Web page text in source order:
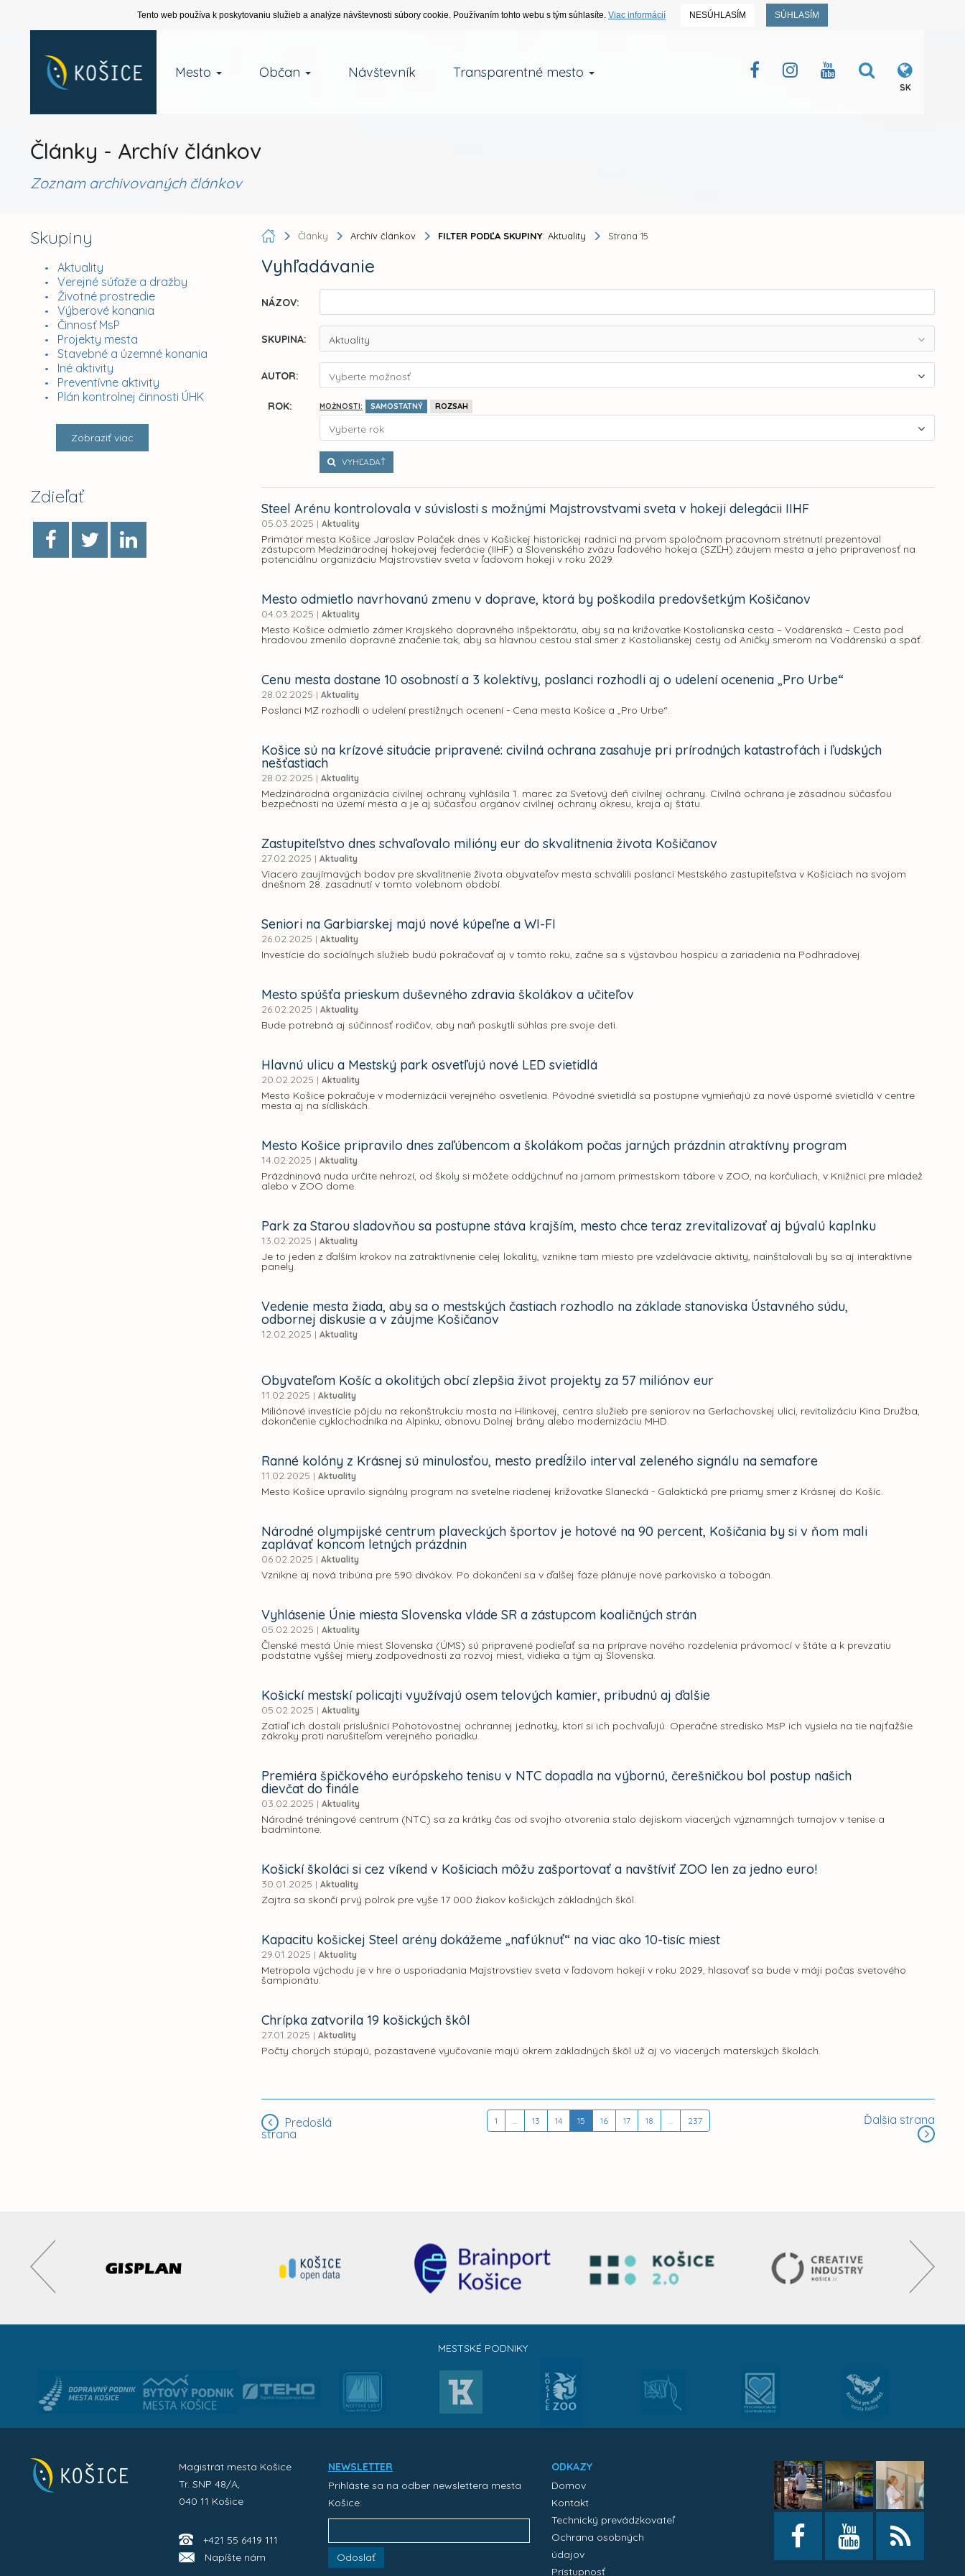
Tento web používa k poskytovaniu služieb a analýze návštevnosti súbory cookie. Používaním tohto webu s tým súhlasíte. Viac informácií NESÚHLASÍM SÚHLASÍM
Mesto Občan Návštevník Transparentné mesto
SK
Články - Archív článkov
Zoznam archivovaných článkov
Skupiny
Aktuality
Verejné súťaže a dražby
Životné prostredie
Výberové konania
Činnosť MsP
Projekty mesta
Stavebné a územné konania
Iné aktivity
Preventívne aktivity
Plán kontrolnej činnosti ÚHK
Zobraziť viac
Zdieľať
Články Archív článkov FILTER PODĽA SKUPINY: Aktuality Strana 15
Vyhľadávanie
NÁZOV:
SKUPINA: Aktuality
AUTOR: Vyberte možnosť
ROK: MOŽNOSTI: SAMOSTATNÝ ROZSAH
Vyberte rok
VYHĽADAŤ
Steel Arénu kontrolovala v súvislosti s možnými Majstrovstvami sveta v hokeji delegácii IIHF
05.03.2025 | Aktuality
Primátor mesta Košice Jaroslav Polaček dnes v Košickej historickej radnici na prvom spoločnom pracovnom stretnutí prezentoval
zástupcom Medzinárodnej hokejovej federácie (IIHF) a Slovenského zväzu ľadového hokeja (SZĽH) záujem mesta a jeho pripravenosť na
potenciálnu organizáciu Majstrovstiev sveta v ľadovom hokeji v roku 2029.
Mesto odmietlo navrhovanú zmenu v doprave, ktorá by poškodila predovšetkým Košičanov
04.03.2025 | Aktuality
Mesto Košice odmietlo zámer Krajského dopravného inšpektorátu, aby sa na križovatke Kostolianska cesta – Vodárenská – Cesta pod
hradovou zmenilo dopravné značenie tak, aby sa hlavnou cestou stal smer z Kostolianskej cesty od Aničky smerom na Vodárenskú a späť.
Cenu mesta dostane 10 osobností a 3 kolektívy, poslanci rozhodli aj o udelení ocenenia „Pro Urbe“
28.02.2025 | Aktuality
Poslanci MZ rozhodli o udelení prestížnych ocenení - Cena mesta Košice a „Pro Urbe“.
Košice sú na krízové situácie pripravené: civilná ochrana zasahuje pri prírodných katastrofách i ľudských
nešťastiach
28.02.2025 | Aktuality
Medzinárodná organizácia civilnej ochrany vyhlásila 1. marec za Svetový deň civilnej ochrany. Civilná ochrana je zásadnou súčasťou
bezpečnosti na území mesta a je aj súčasťou orgánov civilnej ochrany okresu, kraja aj štátu.
Zastupiteľstvo dnes schvaľovalo milióny eur do skvalitnenia života Košičanov
27.02.2025 | Aktuality
Viacero zaujímavých bodov pre skvalitnenie života obyvateľov mesta schválili poslanci Mestského zastupiteľstva v Košiciach na svojom
dnešnom 28. zasadnutí v tomto volebnom období.
Seniori na Garbiarskej majú nové kúpeľne a WI-FI
26.02.2025 | Aktuality
Investície do sociálnych služieb budú pokračovať aj v tomto roku, začne sa s výstavbou hospicu a zariadenia na Podhradovej.
Mesto spúšťa prieskum duševného zdravia školákov a učiteľov
26.02.2025 | Aktuality
Bude potrebná aj súčinnosť rodičov, aby naň poskytli súhlas pre svoje deti.
Hlavnú ulicu a Mestský park osvetľujú nové LED svietidlá
20.02.2025 | Aktuality
Mesto Košice pokračuje v modernizácii verejného osvetlenia. Pôvodné svietidlá sa postupne vymieňajú za nové úsporné svietidlá v centre
mesta aj na sídliskách.
Mesto Košice pripravilo dnes zaľúbencom a školákom počas jarných prázdnin atraktívny program
14.02.2025 | Aktuality
Prázdninová nuda určite nehrozí, od školy si môžete oddýchnuť na jarnom prímestskom tábore v ZOO, na korčuliach, v Knižnici pre mládež
alebo v ZOO dome.
Park za Starou sladovňou sa postupne stáva krajším, mesto chce teraz zrevitalizovať aj bývalú kaplnku
13.02.2025 | Aktuality
Je to jeden z ďalším krokov na zatraktívnenie celej lokality, vznikne tam miesto pre vzdelávacie aktivity, nainštalovali by sa aj interaktívne
panely.
Vedenie mesta žiada, aby sa o mestských častiach rozhodlo na základe stanoviska Ústavného súdu,
odbornej diskusie a v záujme Košičanov
12.02.2025 | Aktuality
Obyvateľom Košíc a okolitých obcí zlepšia život projekty za 57 miliónov eur
11.02.2025 | Aktuality
Miliónové investície pôjdu na rekonštrukciu mosta na Hlinkovej, centra služieb pre seniorov na Gerlachovskej ulici, revitalizáciu Kina Družba,
dokončenie cyklochodníka na Alpinku, obnovu Dolnej brány alebo modernizáciu MHD.
Ranné kolóny z Krásnej sú minulosťou, mesto predĺžilo interval zeleného signálu na semafore
11.02.2025 | Aktuality
Mesto Košice upravilo signálny program na svetelne riadenej križovatke Slanecká - Galaktická pre priamy smer z Krásnej do Košíc.
Národné olympijské centrum plaveckých športov je hotové na 90 percent, Košičania by si v ňom mali
zaplávať koncom letných prázdnin
06.02.2025 | Aktuality
Vznikne aj nová tribúna pre 590 divákov. Po dokončení sa v ďalšej fáze plánuje nové parkovisko a tobogán.
Vyhlásenie Únie miesta Slovenska vláde SR a zástupcom koaličných strán
05.02.2025 | Aktuality
Členské mestá Únie miest Slovenska (ÚMS) sú pripravené podieľať sa na príprave nového rozdelenia právomocí v štáte a k prevzatiu
podstatne vyššej miery zodpovednosti za rozvoj miest, vidieka a tým aj Slovenska.
Košickí mestskí policajti využívajú osem telových kamier, pribudnú aj ďalšie
05.02.2025 | Aktuality
Zatiaľ ich dostali príslušníci Pohotovostnej ochrannej jednotky, ktorí si ich pochvaľujú. Operačné stredisko MsP ich vysiela na tie najťažšie
zákroky proti narušiteľom verejného poriadku.
Premiéra špičkového európskeho tenisu v NTC dopadla na výbornú, čerešničkou bol postup našich
dievčat do finále
03.02.2025 | Aktuality
Národné tréningové centrum (NTC) sa za krátky čas od svojho otvorenia stalo dejiskom viacerých významných turnajov v tenise a
badmintone.
Košickí školáci si cez víkend v Košiciach môžu zašportovať a navštíviť ZOO len za jedno euro!
30.01.2025 | Aktuality
Zajtra sa skončí prvý polrok pre vyše 17 000 žiakov košických základných škôl.
Kapacitu košickej Steel arény dokážeme „nafúknuť“ na viac ako 10-tisíc miest
29.01.2025 | Aktuality
Metropola východu je v hre o usporiadania Majstrovstiev sveta v ľadovom hokeji v roku 2029, hlasovať sa bude v máji počas svetového
šampionátu.
Chrípka zatvorila 19 košických škôl
27.01.2025 | Aktuality
Počty chorých stúpajú, pozastavené vyučovanie majú okrem základných škôl už aj vo viacerých materských školách.
Predošlá
strana
1 ... 13 14 15 16 17 18 ... 237 Ďalšia strana
MESTSKÉ PODNIKY
Magistrát mesta Košice
Tr. SNP 48/A,
040 11 Košice
+421 55 6419 111
Napíšte nám
NEWSLETTER
Prihláste sa na odber newslettera mesta
Košice:
Odoslať
ODKAZY
Domov
Kontakt
Technický prevádzkovateľ
Ochrana osobných
údajov
Prístupnosť